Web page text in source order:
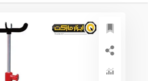
لوازم جانبی ابزار
ابزار های دستی و عمومی
ابزار های بادی یا پنوماتیک
ابزار دقیق و اندازه گیری